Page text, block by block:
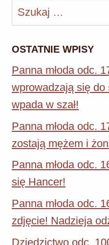
Szukaj:
OSTATNIE WPISY
Panna młoda odc.
wprowadzają się do
wpada w szał!
Panna młoda odc.
zostają mężem i
Panna młoda odc.
się Hancer!
Panna młoda odc.
zdjęcie! Nadzieja
Dziedzictwo odc.